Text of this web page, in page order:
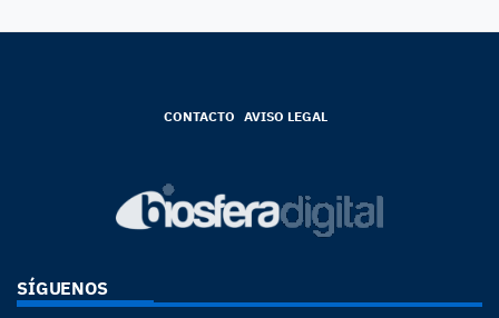
CONTACTO AVISO LEGAL
SÍGUENOS